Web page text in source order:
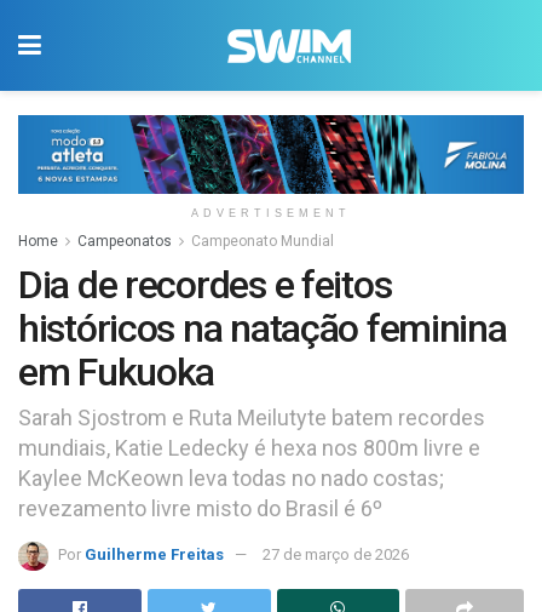
ADVERTISEMENT
Home Campeonatos Campeonato Mundial
Dia de recordes e feitos
históricos na natação feminina
em Fukuoka
Sarah Sjostrom e Ruta Meilutyte batem recordes
mundiais, Katie Ledecky é hexa nos 800m livre e
Kaylee McKeown leva todas no nado costas;
revezamento livre misto do Brasil é 6º
Por Guilherme Freitas 27 de março de 2026